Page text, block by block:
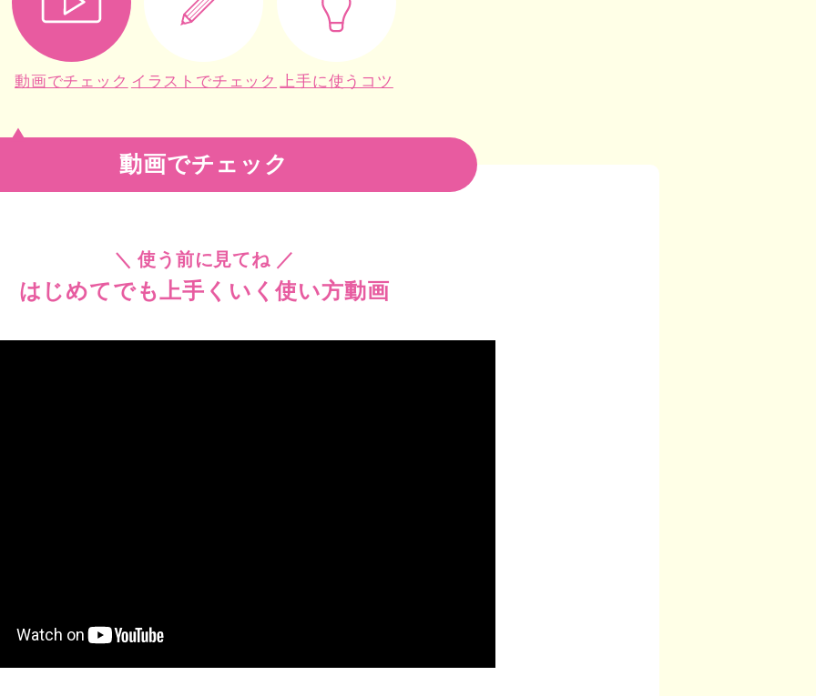
動画でチェック イラストでチェック 上手に使うコツ
動画でチェック
＼ 使う前に見てね ／
はじめてでも上手くいく使い方動画